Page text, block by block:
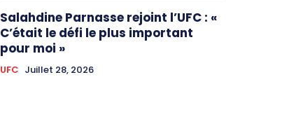
Salahdine Parnasse rejoint l’UFC : «
C’était le défi le plus important
pour moi »
UFC Juillet 28, 2026